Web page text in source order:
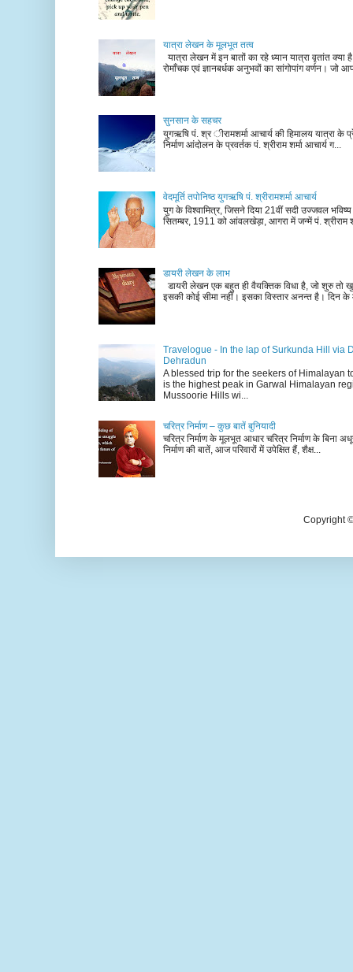
यात्रा लेखन के मूलभूत तत्व
यात्रा लेखन में इन बातों का रहे ध्यान यात्रा वृतांत क्या
रोमाँचक एवं ज्ञानबर्धक अनुभवों का सांगोपांग वर्णन। जो
सुनसान के सहचर
युगऋषि पं. श्र ीरामशर्मा आचार्य की हिमालय यात्रा के
निर्माण आंदोलन के प्रवर्तक पं. श्रीराम शर्मा आचार्य ग...
वेदमूर्ति तपोनिष्ठ युगऋषि पं. श्रीरामशर्मा आचार्य
युग के विश्वामित्र, जिसने दिया 21वीं सदी उज्जवल भविष्य
सितम्बर, 1911 को आंवलखेड़ा, आगरा में जन्में पं. श्रीराम
डायरी लेखन के लाभ
डायरी लेखन एक बहुत ही वैयक्तिक विधा है, जो शुरु तो
इसकी कोई सीमा नहीं। इसका विस्तार अनन्त है। दिन के
Travelogue - In the lap of Surkunda Hill via
Dehradun
A blessed trip for the seekers of Himalayan
is the highest peak in Garwal Himalayan
Mussoorie Hills wi...
चरित्र निर्माण – कुछ बातें बुनियादी
चरित्र निर्माण के मूलभूत आधार चरित्र निर्माण के बिना
निर्माण की बातें, आज परिवारों में उपेक्षित हैं, शैक्ष...
Copyright